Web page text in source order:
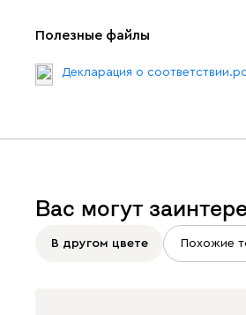
Полезные файлы
Декларация о
Вас могут
В другом цвете Похожие